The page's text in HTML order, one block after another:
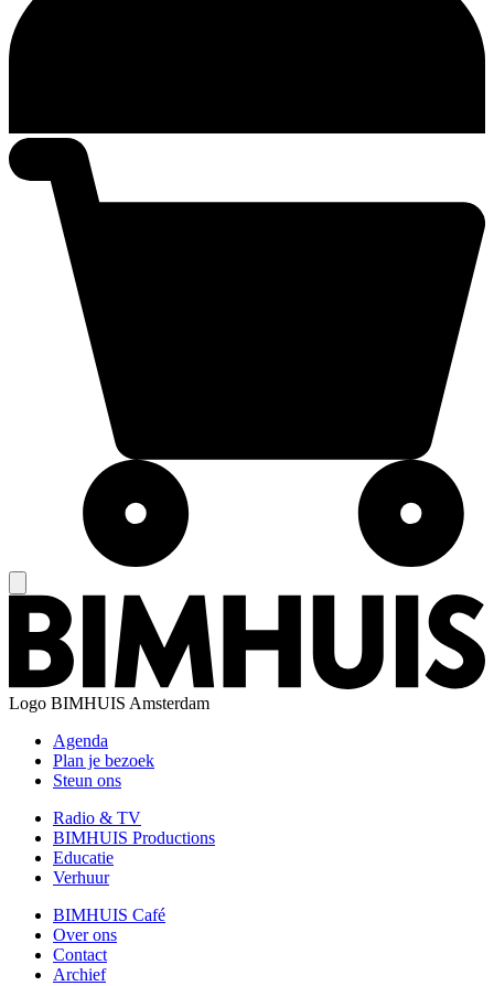
Logo BIMHUIS Amsterdam
Agenda
Plan je bezoek
Steun ons
Radio & TV
BIMHUIS Productions
Educatie
Verhuur
BIMHUIS Café
Over ons
Contact
Archief